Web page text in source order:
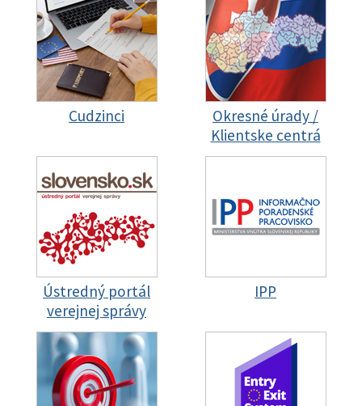
Cudzinci
Okresné úrady /
Klientske centrá
Ústredný portál
verejnej správy
IPP